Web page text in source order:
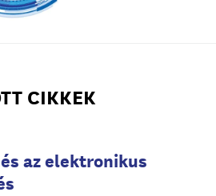
CIKKEK
az elektronikus